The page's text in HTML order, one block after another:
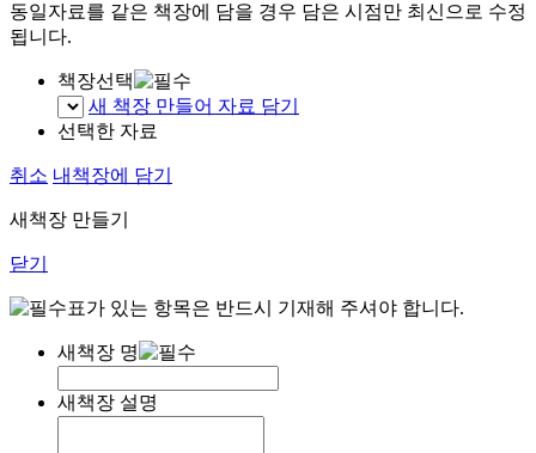
동일자료를 같은 책장에 담을 경우 담은 시점만 최신으로 수정
됩니다.
책장선택
새 책장 만들어 자료 담기
선택한 자료
취소 내책장에 담기
새책장 만들기
닫기
표가 있는 항목은 반드시 기재해 주셔야 합니다.
새책장 명
새책장 설명